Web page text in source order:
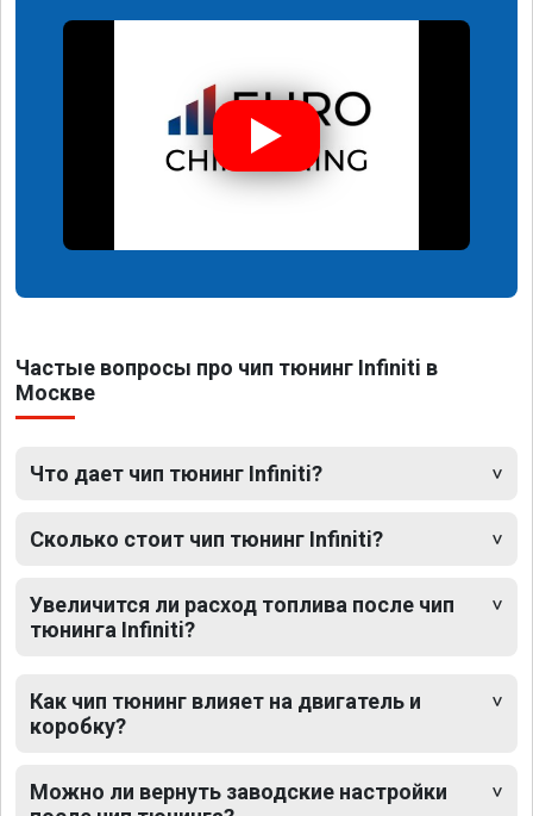
Частые вопросы про чип тюнинг Infiniti в
Москве
Что дает чип тюнинг Infiniti?
Сколько стоит чип тюнинг Infiniti?
Увеличится ли расход топлива после чип
тюнинга Infiniti?
Как чип тюнинг влияет на двигатель и
коробку?
Можно ли вернуть заводские настройки